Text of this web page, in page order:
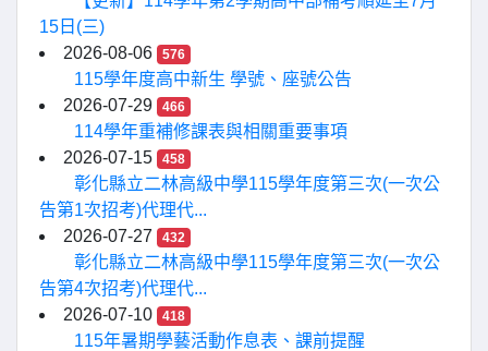
15日(三)
2026-08-06
576
115學年度高中新生 學號、座號公告
2026-07-29
466
114學年重補修課表與相關重要事項
2026-07-15
458
彰化縣立二林高級中學115學年度第三次(一次公
告第1次招考)代理代...
2026-07-27
432
彰化縣立二林高級中學115學年度第三次(一次公
告第4次招考)代理代...
2026-07-10
418
115年暑期學藝活動作息表、課前提醒